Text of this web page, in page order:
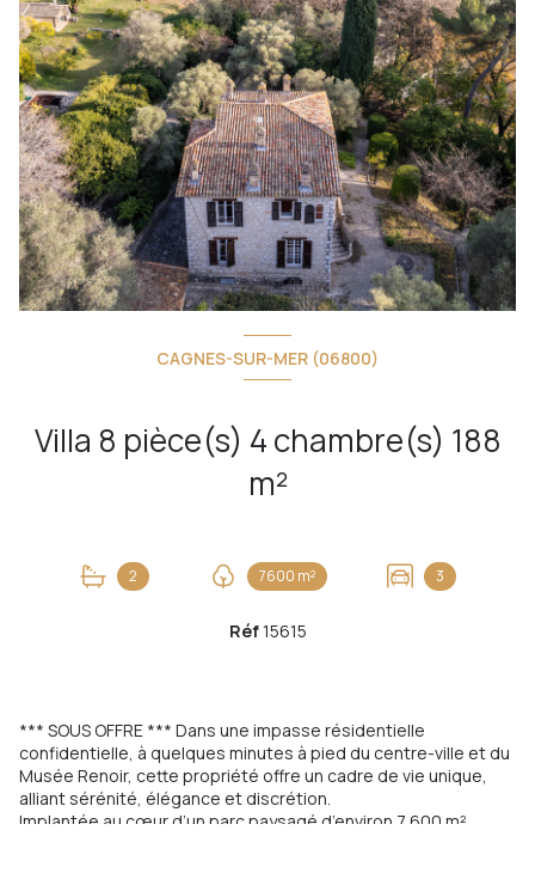
CAGNES-SUR-MER (06800)
Villa 8 pièce(s) 4 chambre(s) 188
m²
2 7600 m² 3
Réf15615
*** SOUS OFFRE *** Dans une impasse résidentielle
confidentielle, à quelques minutes à pied du centre-ville et du
Musée Renoir, cette propriété offre un cadre de vie unique,
alliant sérénité, élégance et discrétion.
Implantée au cœur d’un parc paysagé d’environ 7 600 m²,